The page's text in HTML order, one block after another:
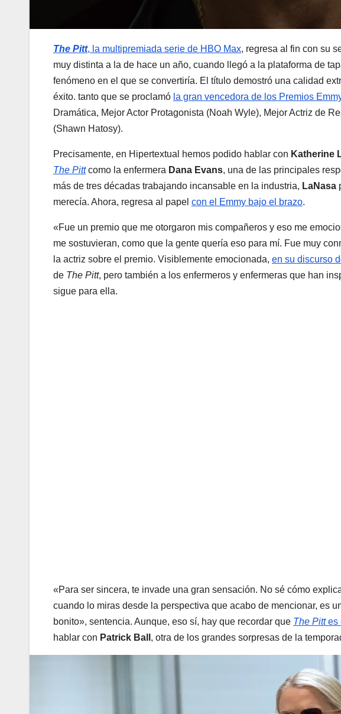
The Pitt, la multipremiada serie de HBO Max, regresa al fin con su
muy distinta a la de hace un año, cuando llegó a la plataforma de
fenómeno en el que se convertiría. El título demostró una calidad
éxito. tanto que se proclamó la gran vencedora de los Premios
Dramática, Mejor Actor Protagonista (Noah Wyle), Mejor Actriz de
(Shawn Hatosy).
Precisamente, en Hipertextual hemos podido hablar con Katherine
The Pittcomo la enfermera Dana Evans, una de las principales
más de tres décadas trabajando incansable en la industria, LaNasa
merecía. Ahora, regresa al papel con el Emmy bajo el brazo.
«Fue un premio que me otorgaron mis compañeros y eso me
me sostuvieran, como que la gente quería eso para mí. Fue muy
la actriz sobre el premio. Visiblemente emocionada, en su discurso
de The Pitt, pero también a los enfermeros y enfermeras que han
sigue para ella.
«Para ser sincera, te invade una gran sensación. No sé cómo
cuando lo miras desde la perspectiva que acabo de mencionar, es
bonito», sentencia. Aunque, eso sí, hay que recordar que The Pittes
hablar con Patrick Ball , otra de los grandes sorpresas de la